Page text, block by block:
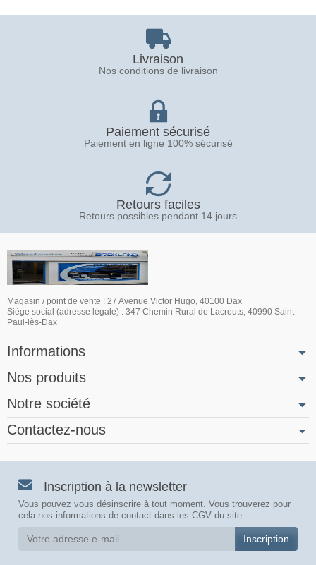
Livraison
Nos conditions de livraison
Paiement sécurisé
Paiement en ligne 100% sécurisé
Retours faciles
Retours possibles pendant 14 jours
Magasin / point de vente : 27 Avenue Victor Hugo, 40100 Dax
Siège social (adresse légale) : 347 Chemin Rural de Lacrouts, 40990 Saint-
Paul-lès-Dax
Informations
Nos produits
Notre société
Contactez-nous
Inscription à la newsletter
Vous pouvez vous désinscrire à tout moment. Vous trouverez pour
cela nos informations de contact dans les CGV du site.